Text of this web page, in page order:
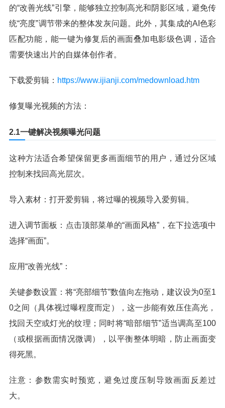
的“改善光线”引擎，能够独立控制高光和阴影区域，避免传
统“亮度”调节带来的整体发灰问题。此外，其集成的AI色彩
匹配功能，能一键为修复后的画面叠加电影级色调，适合
需要快速出片的自媒体创作者。
下载爱剪辑： https://www.ijianji.com/medownload.htm
修复曝光视频的方法：
2.1一键解决视频曝光问题
这种方法适合希望保留更多画面细节的用户，通过分区域
控制来找回高光层次。
导入素材：打开爱剪辑，将过曝的视频导入爱剪辑。
进入调节面板：点击顶部菜单的“画面风格”，在下拉选项中
选择“画面”。
应用“改善光线”：
关键参数设置：将“亮部细节”数值向左拖动，建议设为0至1
0之间（具体视过曝程度而定），这一步能有效压住高光，
找回天空或灯光的纹理；同时将“暗部细节”适当调高至100
（或根据画面情况微调），以平衡整体明暗，防止画面变
得死黑。
注意：参数需实时预览，避免过度压制导致画面反差过
大。